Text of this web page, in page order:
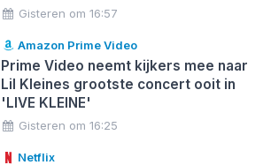
Gisteren om 16:57
Amazon Prime Video
Prime Video neemt kijkers mee naar
Lil Kleines grootste concert ooit in
'LIVE KLEINE'
Gisteren om 16:25
Netflix